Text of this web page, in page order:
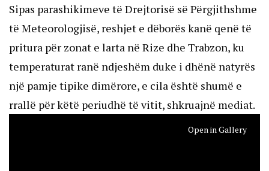
Sipas parashikimeve të Drejtorisë së Përgjithshme
të Meteorologjisë, reshjet e dëborës kanë qenë të
pritura për zonat e larta në Rize dhe Trabzon, ku
temperaturat ranë ndjeshëm duke i dhënë natyrës
një pamje tipike dimërore, e cila është shumë e
rrallë për këtë periudhë të vitit, shkruajnë mediat.
Open in Gallery